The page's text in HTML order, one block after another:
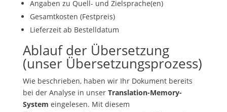
Angaben zu Quell- und Zielsprache(en)
Gesamtkosten (Festpreis)
Lieferzeit ab Bestelldatum
Ablauf der Übersetzung
(unser Übersetzungsprozess)
Wie beschrieben, haben wir Ihr Dokument bereits
bei der Analyse in unser Translation-Memory-
System eingelesen. Mit diesem